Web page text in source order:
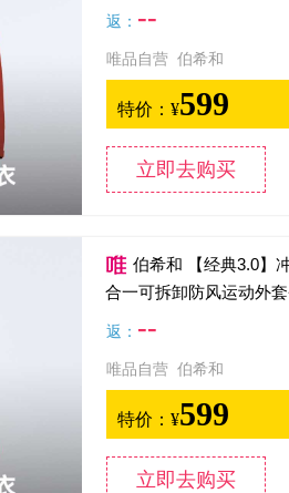
返： --
唯品自营 伯希和
特价： ¥599
立即去购买
伯希和 【经典3.0】
合一可拆卸防风运动外
返： --
唯品自营 伯希和
特价： ¥599
立即去购买